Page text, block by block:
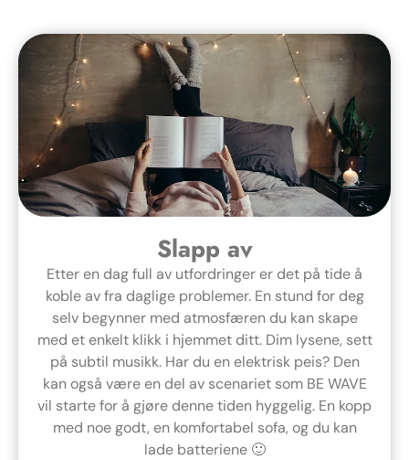
Slapp av
Etter en dag full av utfordringer er det på tide å
koble av fra daglige problemer. En stund for deg
selv begynner med atmosfæren du kan skape
med et enkelt klikk i hjemmet ditt. Dim lysene, sett
på subtil musikk. Har du en elektrisk peis? Den
kan også være en del av scenariet som BE WAVE
vil starte for å gjøre denne tiden hyggelig. En kopp
med noe godt, en komfortabel sofa, og du kan
lade batteriene 🙂